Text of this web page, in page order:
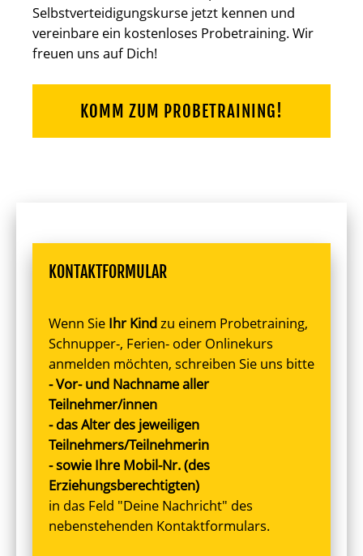
Selbstverteidigungskurse jetzt kennen und
vereinbare ein kostenloses Probetraining. Wir
freuen uns auf Dich!
KOMM ZUM PROBETRAINING!
KONTAKTFORMULAR
Wenn Sie Ihr Kindzu einem Probetraining,
Schnupper-, Ferien- oder Onlinekurs
anmelden möchten, schreiben Sie uns bitte
- Vor- und Nachname aller
Teilnehmer/innen
- das Alter des jeweiligen
Teilnehmers/Teilnehmerin
- sowie Ihre Mobil-Nr. (des
Erziehungsberechtigten)
in das Feld "Deine Nachricht" des
nebenstehenden Kontaktformulars.